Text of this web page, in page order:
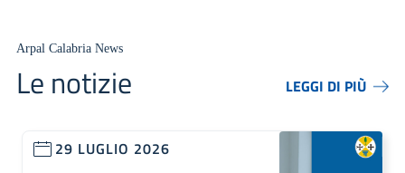
Arpal Calabria News
Le notizie LEGGI DI PIÙ
29 LUGLIO 2026